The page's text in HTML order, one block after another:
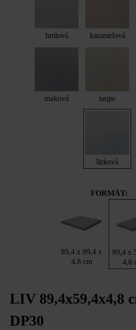
hmlová karamelová
maková taupe
štrková
FORMÁT:
89,4 x 89,4 x
4,8 cm
89,4 x
4,8
LIV 89,4x59,4x4,8
DP30